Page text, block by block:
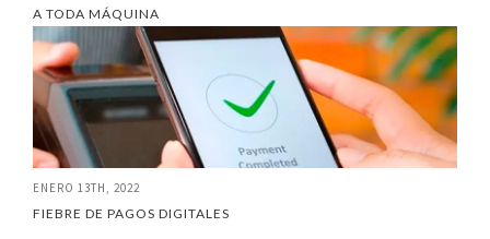
A TODA MÁQUINA
ENERO 13TH, 2022
FIEBRE DE PAGOS DIGITALES